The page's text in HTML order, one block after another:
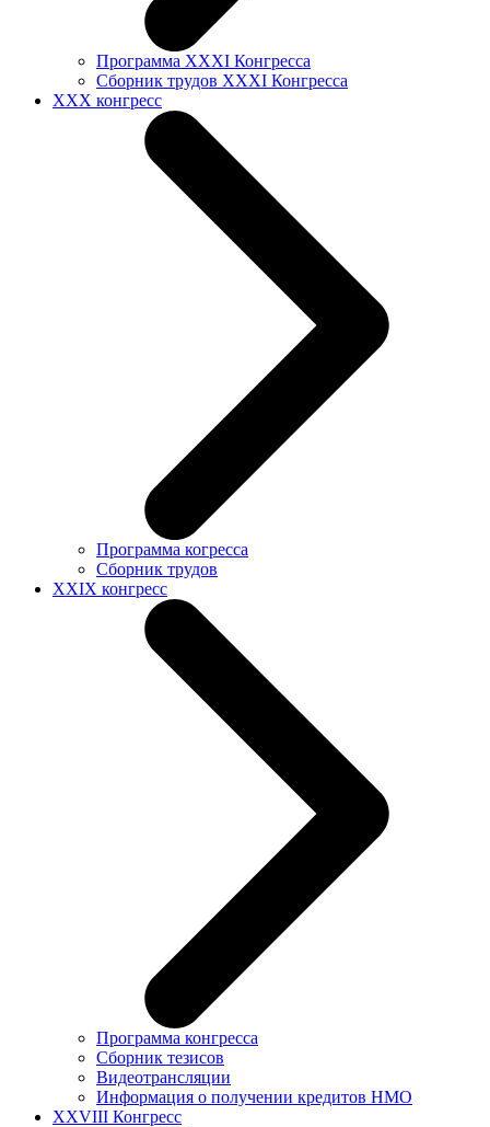
Программа XXXI Конгресса
Сборник трудов XXXI Конгресса
XXX конгресс
Программа когресса
Сборник трудов
XXIX конгресс
Программа конгресса
Сборник тезисов
Видеотрансляции
Информация о получении кредитов НМО
XXVIII Конгресс